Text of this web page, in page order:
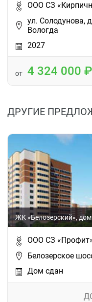
ООО СЗ
ул. Солодунова,
Вологда
2027
от 4 324 000
ДРУГИЕ
ЖК «Белозерский»,
ООО СЗ
Белозерское
Дом сдан